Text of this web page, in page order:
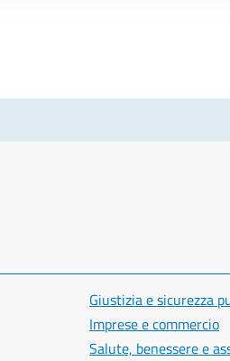
Giustizia e sicurezza
Imprese e commercio
Salute, benessere e